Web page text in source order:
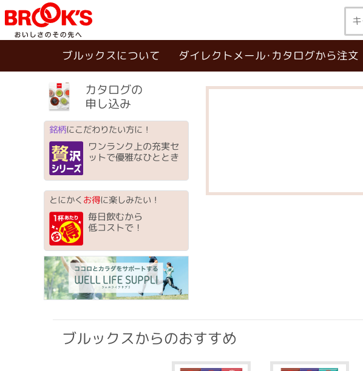
ブルックスについて ダイレクトメール･カタログから注文
カタログの
申し込み
銘柄にこだわりたい方に！
ワンランク上の充実セ
ットで優雅なひととき
とにかくお得に楽しみたい！
毎日飲むから
低コストで！
ブルックスからのおすすめ